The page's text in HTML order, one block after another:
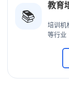
📚
教育
培训机
等行业